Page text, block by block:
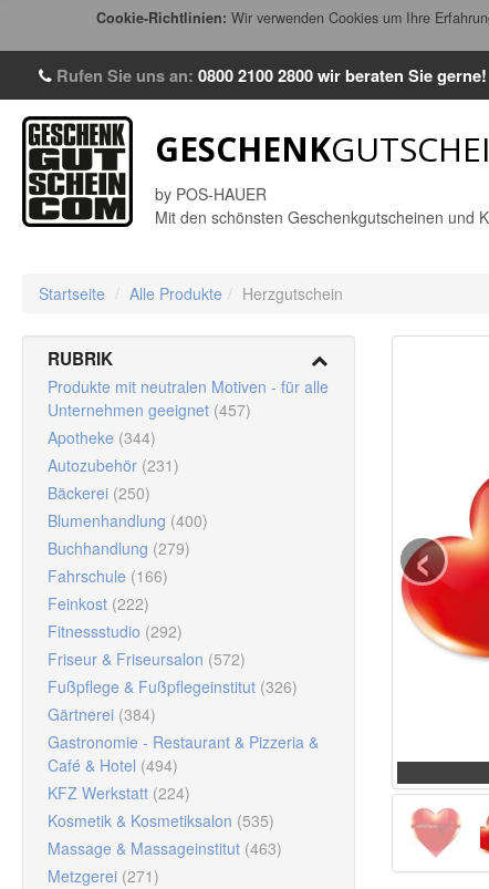
Cookie-Richtlinien: Wir verwenden Cookies um Ihre
Rufen Sie uns an: 0800 2100 2800wir beraten Sie gerne!
GESCHENK
by POS-HAUER
Mit den schönsten Geschenkgutscheinen und
Startseite / Alle Produkte / Herzgutschein
RUBRIK
Produkte mit neutralen Motiven - für alle
Unternehmen geeignet (457)
Apotheke (344)
Autozubehör (231)
Bäckerei (250)
Blumenhandlung (400)
Buchhandlung (279)
Fahrschule (166)
Feinkost (222)
Fitnessstudio (292)
Friseur & Friseursalon (572)
Fußpflege & Fußpflegeinstitut (326)
Gärtnerei (384)
Gastronomie - Restaurant & Pizzeria &
Café & Hotel (494)
KFZ Werkstatt (224)
Kosmetik & Kosmetiksalon (535)
Massage & Massageinstitut (463)
Metzgerei (271)
‹